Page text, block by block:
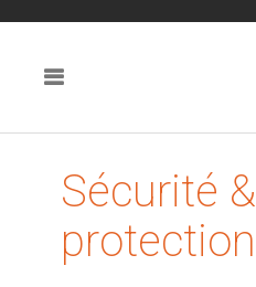
Sécurité &
protection